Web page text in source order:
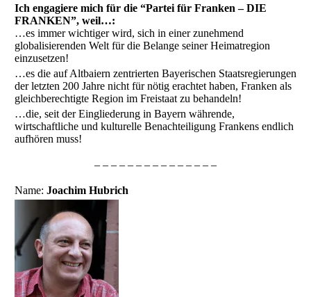
Ich engagiere mich für die “Partei für Franken – DIE
FRANKEN”, weil…:
…es immer wichtiger wird, sich in einer zunehmend
globalisierenden Welt für die Belange seiner Heimatregion
einzusetzen!
…es die auf Altbaiern zentrierten Bayerischen Staatsregierungen
der letzten 200 Jahre nicht für nötig erachtet haben, Franken als
gleichberechtigte Region im Freistaat zu behandeln!
…die, seit der Eingliederung in Bayern währende,
wirtschaftliche und kulturelle Benachteiligung Frankens endlich
aufhören muss!
– – – – – – – – – – – – – – –
Name: Joachim Hubrich